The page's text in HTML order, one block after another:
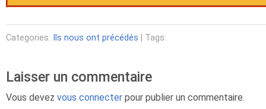
Categories: Ils nous ont précédés | Tags:
Laisser un commentaire
Vous devez vous connecter pour publier un commentaire.